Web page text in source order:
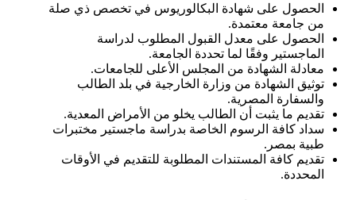
الحصول على شهادة البكالوريوس في تخصص ذي صلة
من جامعة معتمدة.
الحصول على معدل القبول المطلوب لدراسة
الماجستير وفقًا لما تحددة الجامعة.
معادلة الشهادة من المجلس الأعلى للجامعات.
توثيق الشهادة من وزارة الخارجية في بلد الطالب
والسفارة المصرية.
تقديم ما يثبت أن الطالب يخلو من الأمراض المعدية.
سداد كافة الرسوم الخاصة بدراسة ماجستير مختبرات
طبية بمصر.
تقديم كافة المستندات المطلوبة للتقديم في الأوقات
المحددة.